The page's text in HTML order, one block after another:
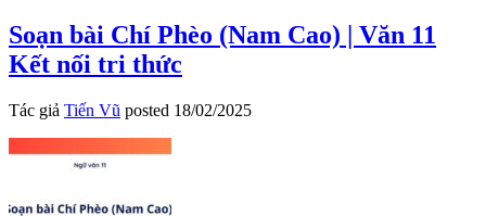
Soạn bài Chí Phèo (Nam Cao) | Văn 11
Kết nối tri thức
Tác giả Tiến Vũ posted 18/02/2025